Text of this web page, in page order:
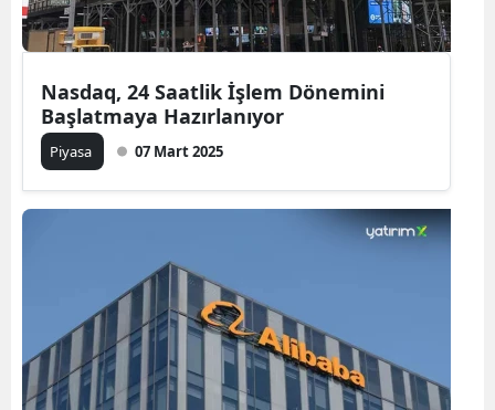
Nasdaq, 24 Saatlik İşlem Dönemini
Başlatmaya Hazırlanıyor
Piyasa 07 Mart 2025